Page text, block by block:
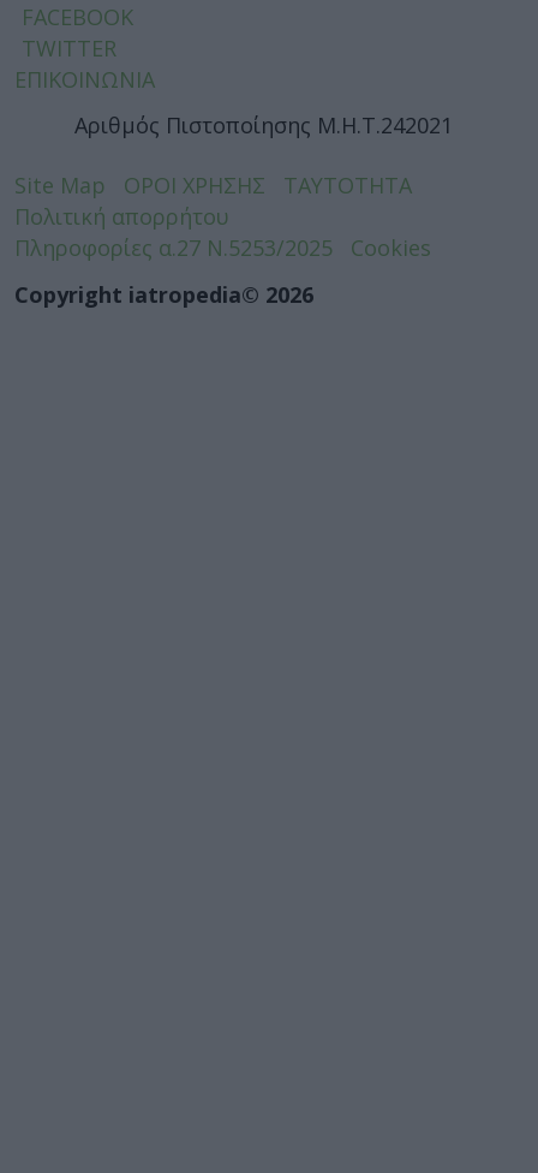
FACEBOOK
TWITTER
ΕΠΙΚΟΙΝΩΝΙΑ
Αριθμός Πιστοποίησης Μ.Η.Τ.242021
Site Map ΟΡΟΙ ΧΡΗΣΗΣ
ΤΑΥΤΟΤΗΤΑ
Πολιτική απορρήτου
Πληροφορίες α.27 Ν.5253/2025
Cookies
Copyright iatropedia© 2026